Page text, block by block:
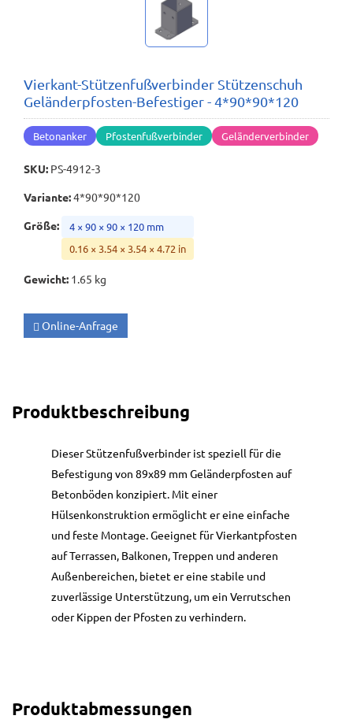
Vierkant-Stützenfußverbinder Stützenschuh
Geländerpfosten-Befestiger - 4*90*90*120
Betonanker Pfostenfußverbinder Geländerverbinder
SKU: PS-4912-3
Variante:4*90*90*120
Größe:
4 × 90 × 90 × 120 mm
0.16 × 3.54 × 3.54 × 4.72 in
Gewicht: 1.65 kg
Online-Anfrage
Produktbeschreibung
Dieser Stützenfußverbinder ist speziell für die
Befestigung von 89x89 mm Geländerpfosten auf
Betonböden konzipiert. Mit einer
Hülsenkonstruktion ermöglicht er eine einfache
und feste Montage. Geeignet für Vierkantpfosten
auf Terrassen, Balkonen, Treppen und anderen
Außenbereichen, bietet er eine stabile und
zuverlässige Unterstützung, um ein Verrutschen
oder Kippen der Pfosten zu verhindern.
Produktabmessungen